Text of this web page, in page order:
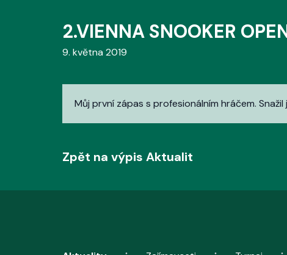
2.VIENNA SNOOKER
9. května 2019
Můj první zápas s profesionálním hráčem. Snažil
Zpět na výpis Aktualit